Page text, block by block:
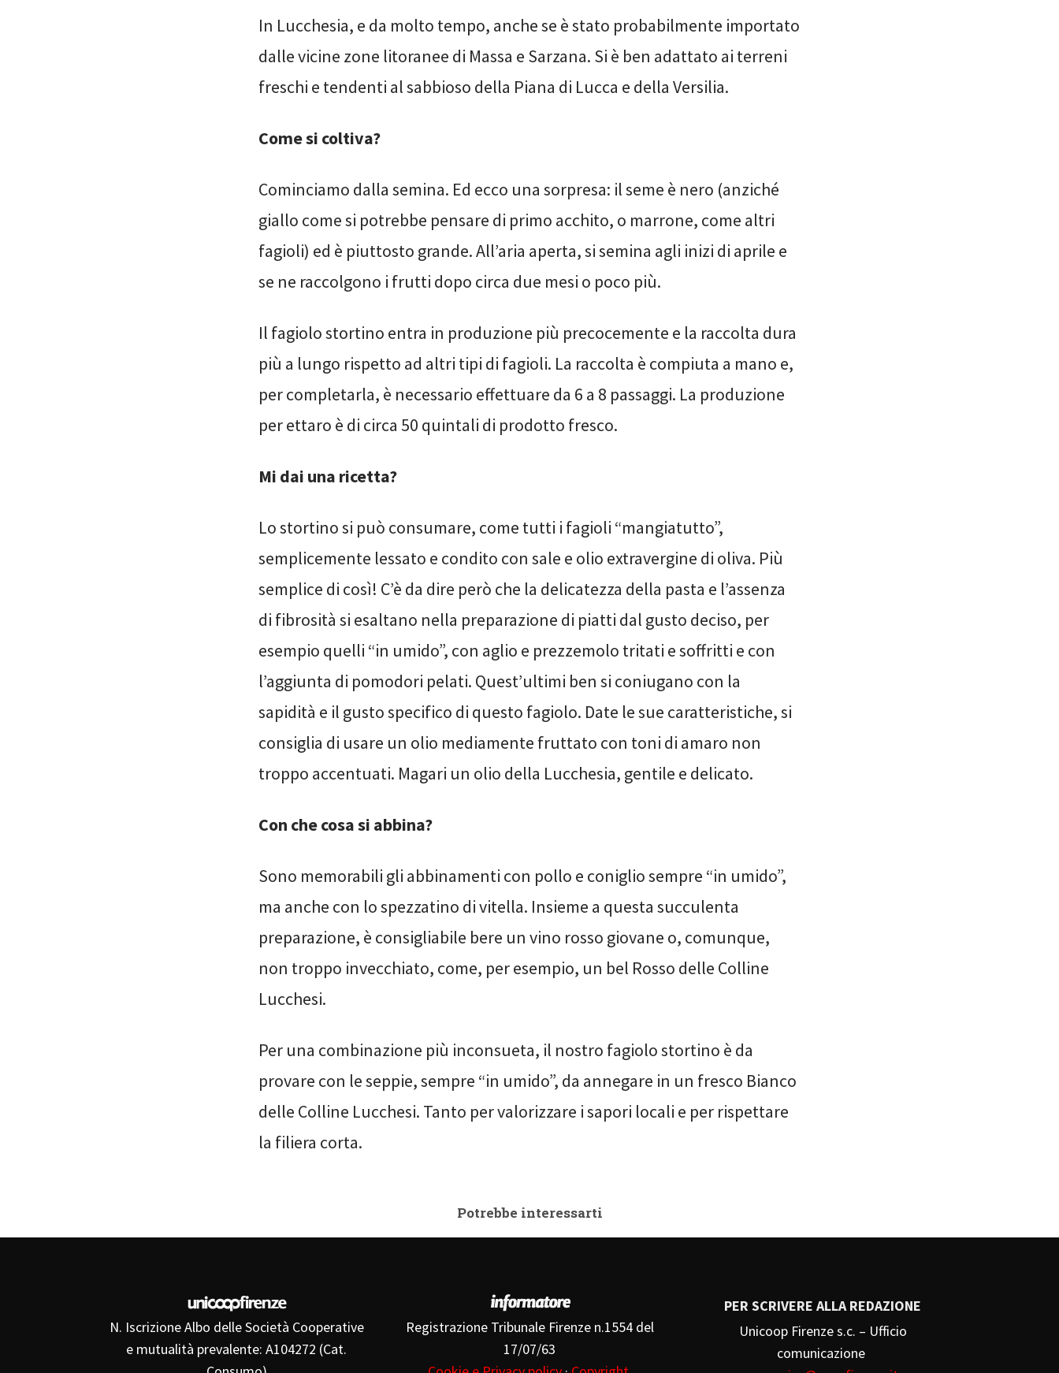
In Lucchesia, e da molto tempo, anche se è stato probabilmente importato
dalle vicine zone litoranee di Massa e Sarzana. Si è ben adattato ai terreni
freschi e tendenti al sabbioso della Piana di Lucca e della Versilia.
Come si coltiva?
Cominciamo dalla semina. Ed ecco una sorpresa: il seme è nero (anziché
giallo come si potrebbe pensare di primo acchito, o marrone, come altri
fagioli) ed è piuttosto grande. All’aria aperta, si semina agli inizi di aprile e
se ne raccolgono i frutti dopo circa due mesi o poco più.
Il fagiolo stortino entra in produzione più precocemente e la raccolta dura
più a lungo rispetto ad altri tipi di fagioli. La raccolta è compiuta a mano e,
per completarla, è necessario effettuare da 6 a 8 passaggi. La produzione
per ettaro è di circa 50 quintali di prodotto fresco.
Mi dai una ricetta?
Lo stortino si può consumare, come tutti i fagioli “mangiatutto”,
semplicemente lessato e condito con sale e olio extravergine di oliva. Più
semplice di così! C’è da dire però che la delicatezza della pasta e l’assenza
di fibrosità si esaltano nella preparazione di piatti dal gusto deciso, per
esempio quelli “in umido”, con aglio e prezzemolo tritati e soffritti e con
l’aggiunta di pomodori pelati. Quest’ultimi ben si coniugano con la
sapidità e il gusto specifico di questo fagiolo. Date le sue caratteristiche, si
consiglia di usare un olio mediamente fruttato con toni di amaro non
troppo accentuati. Magari un olio della Lucchesia, gentile e delicato.
Con che cosa si abbina?
Sono memorabili gli abbinamenti con pollo e coniglio sempre “in umido”,
ma anche con lo spezzatino di vitella. Insieme a questa succulenta
preparazione, è consigliabile bere un vino rosso giovane o, comunque,
non troppo invecchiato, come, per esempio, un bel Rosso delle Colline
Lucchesi.
Per una combinazione più inconsueta, il nostro fagiolo stortino è da
provare con le seppie, sempre “in umido”, da annegare in un fresco Bianco
delle Colline Lucchesi. Tanto per valorizzare i sapori locali e per rispettare
la filiera corta.
Potrebbe interessarti
N. Iscrizione Albo delle Società Cooperative
e mutualità prevalente: A104272 (Cat.
Registrazione Tribunale Firenze n.1554 del
17/07/63
PER SCRIVERE ALLA REDAZIONE
Unicoop Firenze s.c. – Ufficio
comunicazione